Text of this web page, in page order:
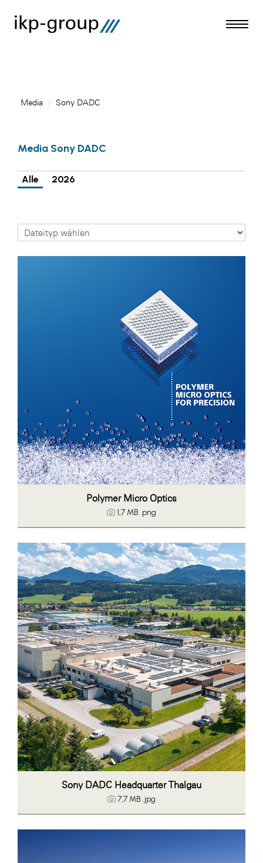
Media
ACO
Blaguss
Gardena
Gas Connect Austria
GBV - Verband gemeinnütziger
Bauvereinigungen
ikp Salzburg
ikp Wien
Janssen
LAT Nitrogen
Libro
McArthurGlen
MTH Retail Group
PAGRO
Primark
Salesforce
sebamed
SeneCura
SERVICE&MORE
Media / Sony DADC
Media Sony DADC
Alle 2026
Polymer Micro Optics
1,7 MB .png
Sony DADC Headquarter Thalgau
7,7 MB .jpg